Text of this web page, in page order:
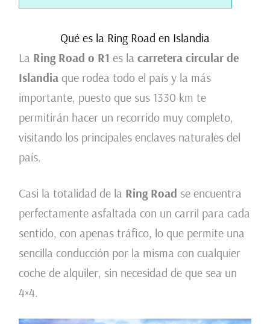
Qué es la Ring Road en Islandia
La Ring Road o R1 es la carretera circular de
Islandiaque rodea todo el país y la más
importante, puesto que sus 1330 km te
permitirán hacer un recorrido muy completo,
visitando los principales enclaves naturales del
país.
Casi la totalidad de la Ring Road se encuentra
perfectamente asfaltada con un carril para cada
sentido, con apenas tráfico, lo que permite una
sencilla conducción por la misma con cualquier
coche de alquiler, sin necesidad de que sea un
4×4.